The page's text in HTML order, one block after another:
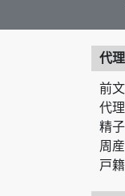
代
前文
代
精
周
戸